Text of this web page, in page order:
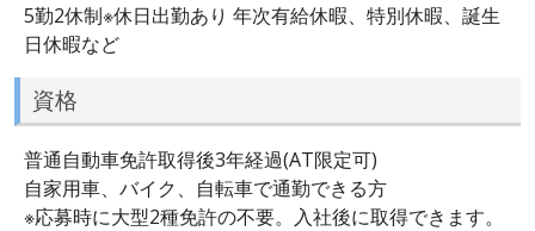
5勤2休制※休日出勤あり 年次有給休暇、特別休暇、誕生
日休暇など
資格
普通自動車免許取得後3年経過(AT限定可)
自家用車、バイク、自転車で通勤できる方
※応募時に大型2種免許の不要。入社後に取得できます。